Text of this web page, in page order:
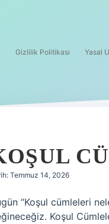
Gizlilik Politikası Yasal
Temmuz 14, 2026
“Koşul cümleleri
Koşul